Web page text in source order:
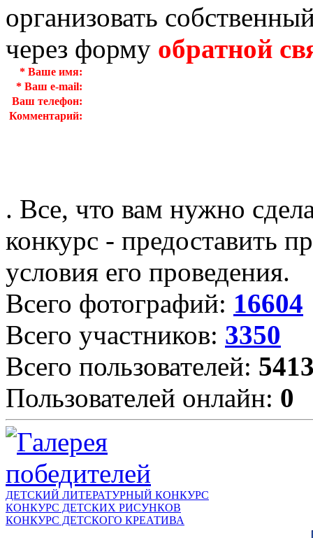
организовать
через форму обратной
* Ваше имя:
* Ваш e-mail:
Ваш телефон:
Комментарий:
. Все, что вам нужно
конкурс - предоставить
условия его проведения.
Всего фотографий: 16604
Всего участников: 3350
Всего пользователей:
Пользователей онлайн: 0
ДЕТСКИЙ ЛИТЕРАТУРНЫЙ КОНКУРС
КОНКУРС ДЕТСКИХ РИСУНКОВ
КОНКУРС ДЕТСКОГО КРЕАТИВА